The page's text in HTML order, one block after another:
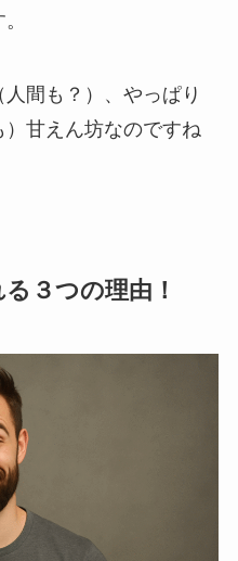
間も？）、やっぱり
甘えん坊なのですね
３つの理由！